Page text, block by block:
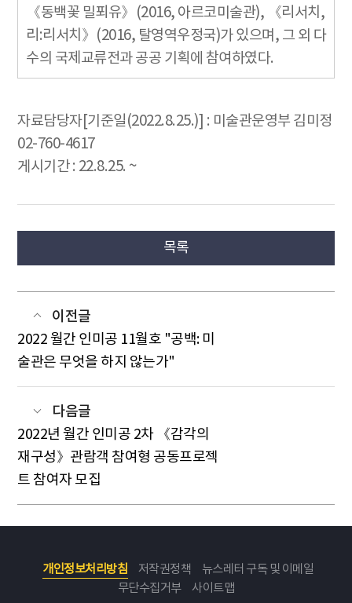
《동백꽃 밀푀유》(2016, 아르코미술관), 《리서치,
리:리서치》(2016, 탈영역우정국)가 있으며, 그 외 다
수의 국제교류전과 공공 기획에 참여하였다.
자료담당자[기준일(2022.8.25.)] : 미술관운영부 김미정
02-760-4617
게시기간 : 22.8.25. ~
목록
이전글
2022 월간 인미공 11월호 "공백: 미
술관은 무엇을 하지 않는가"
다음글
2022년 월간 인미공 2차 《감각의
재구성》관람객 참여형 공동프로젝
트 참여자 모집
개인정보처리방침 저작권정책
뉴스레터 구독 및 이메일
무단수집거부
사이트맵